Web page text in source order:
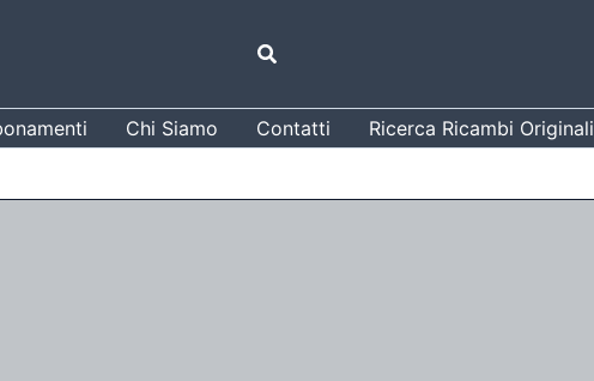
Cerca
Chi Siamo Contatti Ricerca Ricambi Originali